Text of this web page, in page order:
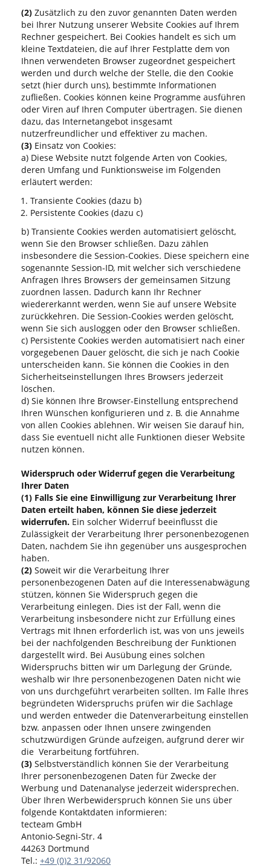
(2) Zusätzlich zu den zuvor genannten Daten werden
bei Ihrer Nutzung unserer Website Cookies auf Ihrem
Rechner gespeichert. Bei Cookies handelt es sich um
kleine Textdateien, die auf Ihrer Festplatte dem von
Ihnen verwendeten Browser zugeordnet gespeichert
werden und durch welche der Stelle, die den Cookie
setzt (hier durch uns), bestimmte Informationen
zufließen. Cookies können keine Programme ausführen
oder Viren auf Ihren Computer übertragen. Sie dienen
dazu, das Internetangebot insgesamt
nutzerfreundlicher und effektiver zu machen.
(3) Einsatz von Cookies:
a) Diese Website nutzt folgende Arten von Cookies,
deren Umfang und Funktionsweise im Folgenden
erläutert werden:
Transiente Cookies (dazu b)
Persistente Cookies (dazu c)
b) Transiente Cookies werden automatisiert gelöscht,
wenn Sie den Browser schließen. Dazu zählen
insbesondere die Session-Cookies. Diese speichern eine
sogenannte Session-ID, mit welcher sich verschiedene
Anfragen Ihres Browsers der gemeinsamen Sitzung
zuordnen lassen. Dadurch kann Ihr Rechner
wiedererkannt werden, wenn Sie auf unsere Website
zurückkehren. Die Session-Cookies werden gelöscht,
wenn Sie sich ausloggen oder den Browser schließen.
c) Persistente Cookies werden automatisiert nach einer
vorgegebenen Dauer gelöscht, die sich je nach Cookie
unterscheiden kann. Sie können die Cookies in den
Sicherheitseinstellungen Ihres Browsers jederzeit
löschen.
d) Sie können Ihre Browser-Einstellung entsprechend
Ihren Wünschen konfigurieren und z. B. die Annahme
von allen Cookies ablehnen. Wir weisen Sie darauf hin,
dass Sie eventuell nicht alle Funktionen dieser Website
nutzen können.
Widerspruch oder Widerruf gegen die Verarbeitung
Ihrer Daten
(1) Falls Sie eine Einwilligung zur Verarbeitung Ihrer
Daten erteilt haben, können Sie diese jederzeit
widerrufen. Ein solcher Widerruf beeinflusst die
Zulässigkeit der Verarbeitung Ihrer personenbezogenen
Daten, nachdem Sie ihn gegenüber uns ausgesprochen
haben.
(2) Soweit wir die Verarbeitung Ihrer
personenbezogenen Daten auf die Interessenabwägung
stützen, können Sie Widerspruch gegen die
Verarbeitung einlegen. Dies ist der Fall, wenn die
Verarbeitung insbesondere nicht zur Erfüllung eines
Vertrags mit Ihnen erforderlich ist, was von uns jeweils
bei der nachfolgenden Beschreibung der Funktionen
dargestellt wird. Bei Ausübung eines solchen
Widerspruchs bitten wir um Darlegung der Gründe,
weshalb wir Ihre personenbezogenen Daten nicht wie
von uns durchgeführt verarbeiten sollten. Im Falle Ihres
begründeten Widerspruchs prüfen wir die Sachlage
und werden entweder die Datenverarbeitung einstellen
bzw. anpassen oder Ihnen unsere zwingenden
schutzwürdigen Gründe aufzeigen, aufgrund derer wir
die Verarbeitung fortführen.
(3) Selbstverständlich können Sie der Verarbeitung
Ihrer personenbezogenen Daten für Zwecke der
Werbung und Datenanalyse jederzeit widersprechen.
Über Ihren Werbewiderspruch können Sie uns über
folgende Kontaktdaten informieren:
tecteam GmbH
Antonio-Segni-Str. 4
44263 Dortmund
Tel.: +49 (0)2 31/92060